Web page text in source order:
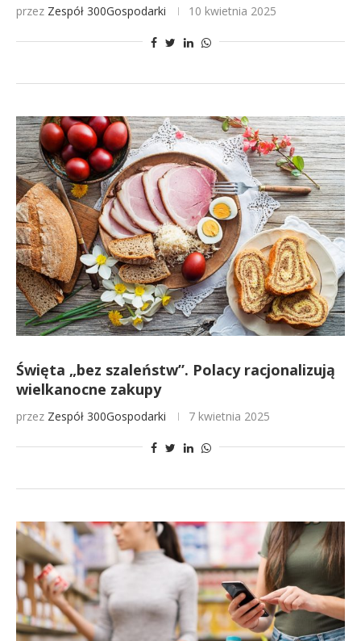
przez Zespół 300Gospodarki 10 kwietnia 2025
Święta „bez szaleństw”. Polacy racjonalizują
wielkanocne zakupy
przez Zespół 300Gospodarki 7 kwietnia 2025